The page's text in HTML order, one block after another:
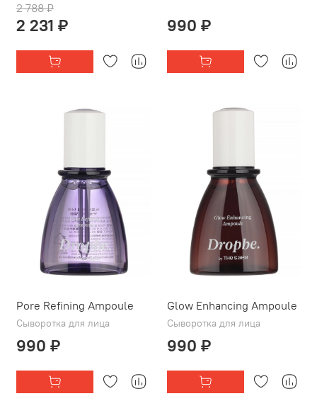
2 788 ₽
2 231 ₽ 990 ₽
Pore Refining Ampoule
Сыворотка для лица
990 ₽
Glow Enhancing Ampoule
Сыворотка для лица
990 ₽